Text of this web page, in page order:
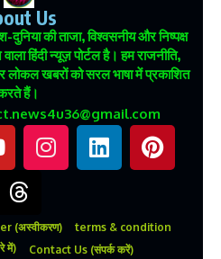
Us
की ताजा, विश्वसनीय और निष्पक्ष
हिंदी न्यूज़ पोर्टल है। हम राजनीति,
खबरों को सरल भाषा में प्रकाशित
हैं।
(अस्वीकरण)
terms & condition
में)
Contact Us (संपर्क करें)